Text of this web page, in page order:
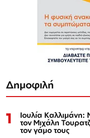
Δημοφιλή
1 Ιουλία Καλλιμάνη:
τον Μιχάλη
τον γάμο τους